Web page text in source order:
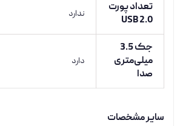
تعداد پورت
USB 2.0
ندارد
جک 3.5
میلی‌متری
صدا
دارد
سایر مشخصات